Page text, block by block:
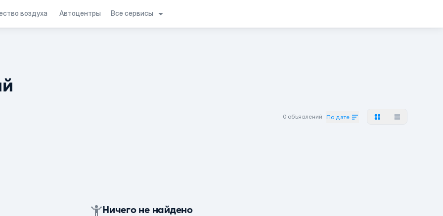
воздуха Автоцентры Все сервисы
0 объявлений По дате
Ничего не найдено